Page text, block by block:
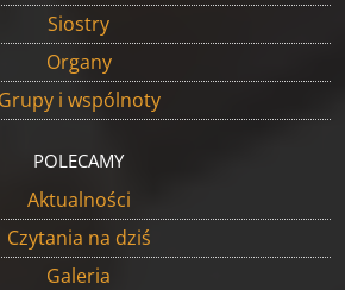
Siostry
Organy
Grupy i wspólnoty
POLECAMY
Aktualności
Czytania na dziś
Galeria